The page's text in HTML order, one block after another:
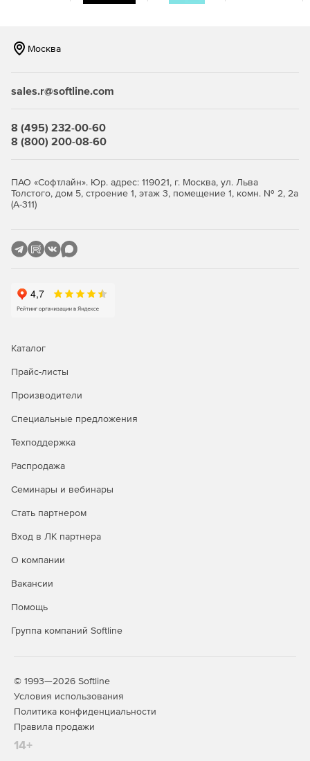
(режим КриптоПро Ключ Lite);
интерфейса криптографии (CryptoAPI) с помощью
КриптоПро CSP версии 5.0 для обеспечения
возможность применения различных схем проверки
подлинности (аутентификации) пользователя, включая
корпоративным доменом на базе служб каталогов MS
AD и OpenLDAP).
Москва
sales.r@softline.com
8 (495) 232-00-60
8 (800) 200-08-60
ПАО «Софтлайн». Юр. адрес: 119021, г. Москва, ул. Льва
Толстого, дом 5, строение 1, этаж 3, помещение 1, комн. № 2, 2а
(А-311)
Каталог
Прайс-листы
Производители
Специальные предложения
Техподдержка
Распродажа
Семинары и вебинары
Стать партнером
Вход в ЛК партнера
О компании
Вакансии
Помощь
Группа компаний Softline
© 1993—2026 Softline
Условия использования
Политика конфиденциальности
Правила продажи
14+